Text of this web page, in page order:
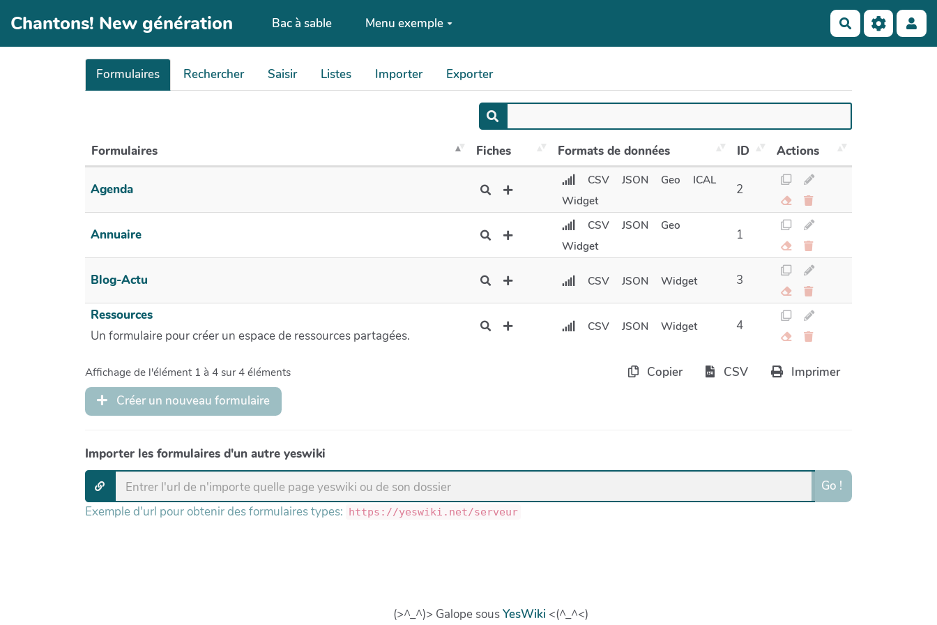
Aller au contenu principal
Chantons! New génération Bac à sable Menu exemple Rechercher
Formulaires Rechercher Saisir Listes Importer Exporter
Formulaires Fiches Formats de données ID Actions
Agenda
CSV JSON Geo
ICAL
Widget
2
Annuaire
CSV JSON
Geo
Widget
1
Blog-Actu CSV JSON Widget 3
Ressources
Un formulaire pour créer un espace de ressources partagées.
CSV JSON Widget 4
Affichage de l'élément 1 à 4 sur 4 éléments Copier CSV
Imprimer
Créer un nouveau formulaire
Importer les formulaires d'un autre yeswiki
Go !
Exemple d'url pour obtenir des formulaires types: https://yeswiki.net/serveur
(>^_^)> Galope sousYesWiki <(^_^<)